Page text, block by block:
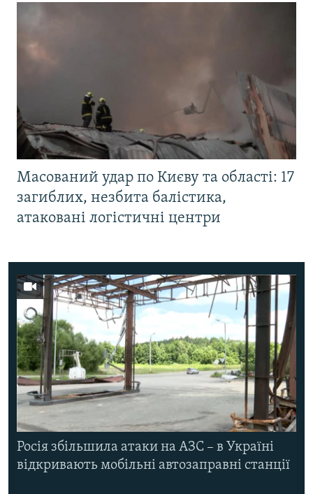
Масований удар по Києву та області: 17
загиблих, незбита балістика,
атаковані логістичні центри
Росія збільшила атаки на АЗС – в Україні
відкривають мобільні автозаправні станції